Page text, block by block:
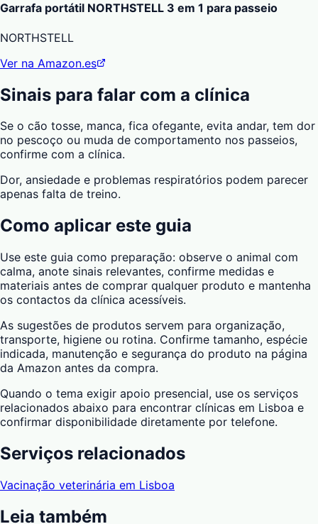
Garrafa portátil NORTHSTELL 3 em 1 para passeio
NORTHSTELL
Ver na Amazon.es
Sinais para falar com a clínica
Se o cão tosse, manca, fica ofegante, evita andar, tem dor
no pescoço ou muda de comportamento nos passeios,
confirme com a clínica.
Dor, ansiedade e problemas respiratórios podem parecer
apenas falta de treino.
Como aplicar este guia
Use este guia como preparação: observe o animal com
calma, anote sinais relevantes, confirme medidas e
materiais antes de comprar qualquer produto e mantenha
os contactos da clínica acessíveis.
As sugestões de produtos servem para organização,
transporte, higiene ou rotina. Confirme tamanho, espécie
indicada, manutenção e segurança do produto na página
da Amazon antes da compra.
Quando o tema exigir apoio presencial, use os serviços
relacionados abaixo para encontrar clínicas em Lisboa e
confirmar disponibilidade diretamente por telefone.
Serviços relacionados
Vacinação veterinária em Lisboa
Leia também